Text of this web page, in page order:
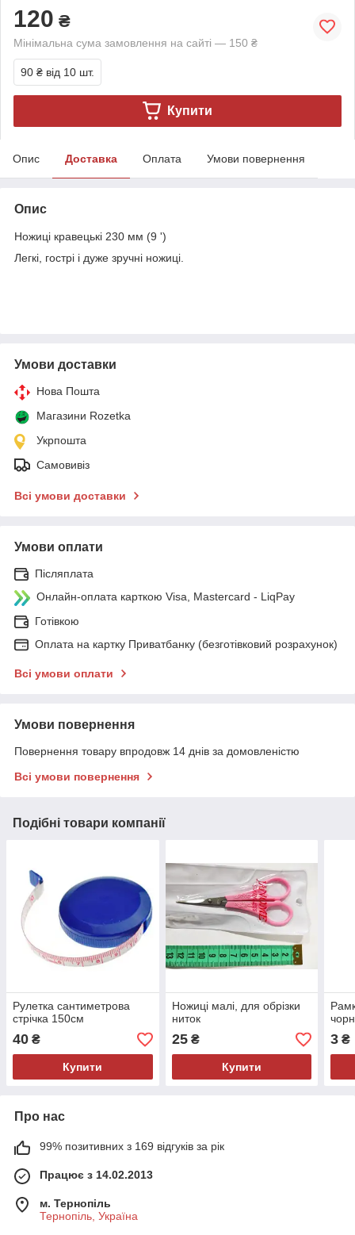
120 ₴
Мінімальна сума замовлення на сайті — 150 ₴
90 ₴ від 10 шт.
Купити
Опис Доставка Оплата Умови повернення
Опис
Ножиці кравецькі 230 мм (9 ')
Легкі, гострі і дуже зручні ножиці.
Умови доставки
Нова Пошта
Магазини Rozetka
Укрпошта
Самовивіз
Всі умови доставки
Умови оплати
Післяплата
Онлайн-оплата карткою Visa, Mastercard - LiqPay
Готівкою
Оплата на картку Приватбанку (безготівковий розрахунок)
Всі умови оплати
Умови повернення
Повернення товару впродовж 14 днів за домовленістю
Всі умови повернення
Подібні товари компанії
Рулетка сантиметрова
стрічка 150см
40 ₴
Купити
Ножиці малі, для обрізки
ниток
25₴
Купити
3 ₴
Про нас
99% позитивних з 169 відгуків за рік
Працює з 14.02.2013
м. Тернопіль
Тернопіль, Україна